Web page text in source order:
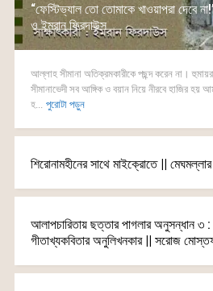
“ফেস্টিভ্যাল তো তোমাকে খাওয়াপরা দেবে
ও ইমরান ফিরদাউস
আল্লাহ সীমানা অতিক্রমকারীকে পছন্দ করেন না।
সীমানাভেদী সব আঙ্গিক ও বয়ান নিয়ে নীরবে হাজির হয়
হ...
পুরোটা পড়ুন
শিরোনামহীনের সাথে মাইক্রোতে ||
আলাপচারিতায় ছত্তার পাগলার অনুসন্ধান ৩
গীতাখ্যকবিতার অনুলিখনকার || সরোজ